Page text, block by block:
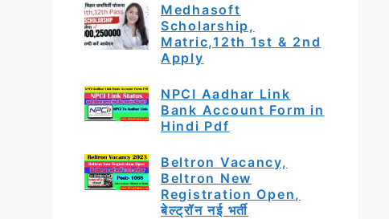
Medhasoft
Scholarship,
Matric,12th 1st & 2nd
Apply
NPCI Aadhar Link
Bank Account Form in
Hindi Pdf
Beltron Vacancy,
Beltron New
Registration Open,
बेल्ट्रॉन नई भर्ती